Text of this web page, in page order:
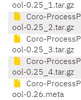
ool-0.25_1.tar.gz
Coro-ProcessP
ool-0.25_2.tar.gz
Coro-ProcessP
ool-0.25_3.tar.gz
Coro-ProcessP
ool-0.25_4.tar.gz
Coro-ProcessP
ool-0.26.meta